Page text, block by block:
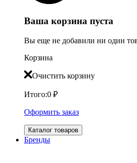
Ваша корзина пуста
Вы еще не добавили ни один
Корзина
Очистить корзину
Итого:0 ₽
Оформить заказ
Каталог товаров
Бренды